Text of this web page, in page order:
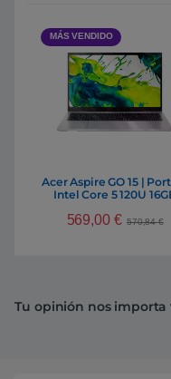
MÁS VENDIDO
Acer Aspire GO 15 |
Intel Core 5 120U
Full HD Windows 11
569,00 € 570,84€
Tu opinión nos importa